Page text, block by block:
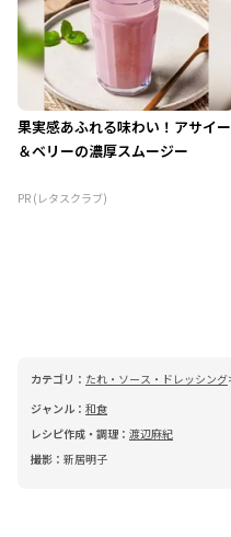
果実感あふれる味わい！アサイー
＆ベリーの濃厚スムージー
PR (レタスクラブ)
カテゴリ： たれ・ソース・ドレッシング
ジャンル： 和食
レシピ作成・調理： 渡辺麻紀
撮影： 新居明子